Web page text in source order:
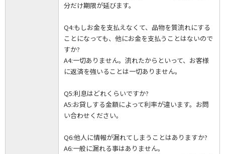
分だけ期限が延びます。
Q4:もしお金を支払えなくて、品物を質流れにする
ことになっても、他にお金を支払うことはないので
すか?
A4:一切ありません。流れたからといって、お客様
に返済を強いることは一切ありません。
Q5:利息はどれくらいですか?
A5:お貸しする金額によって利率が違います。お問
い合わせください。
Q6:他人に情報が漏れてしまうことはありますか?
A6:一般に漏れる事はありません。